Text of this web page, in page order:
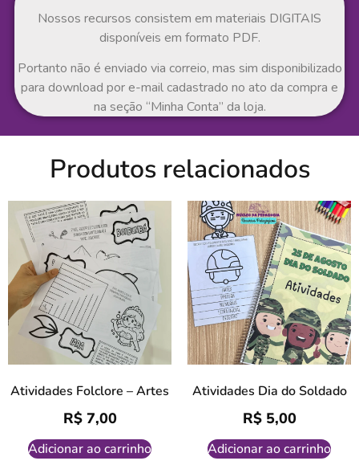
Nossos recursos consistem em materiais DIGITAIS
disponíveis em formato PDF.
Portanto não é enviado via correio, mas sim disponibilizado
para download por e-mail cadastrado no ato da compra e
na seção “Minha Conta” da loja.
Produtos relacionados
Atividades Folclore – Artes
R$7,00
Adicionar ao carrinho
Atividades Dia do Soldado
R$5,00
Adicionar ao carrinho